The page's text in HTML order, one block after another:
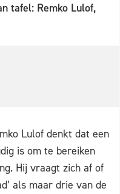
tafel: Remko Lulof,
Lulof denkt dat een
is om te bereiken
Hij vraagt zich af of
als maar drie van de